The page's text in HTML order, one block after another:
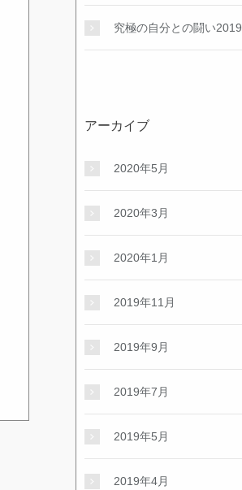
究極の自分との闘い2019
アーカイブ
2020年5月
2020年3月
2020年1月
2019年11月
2019年9月
2019年7月
2019年5月
2019年4月